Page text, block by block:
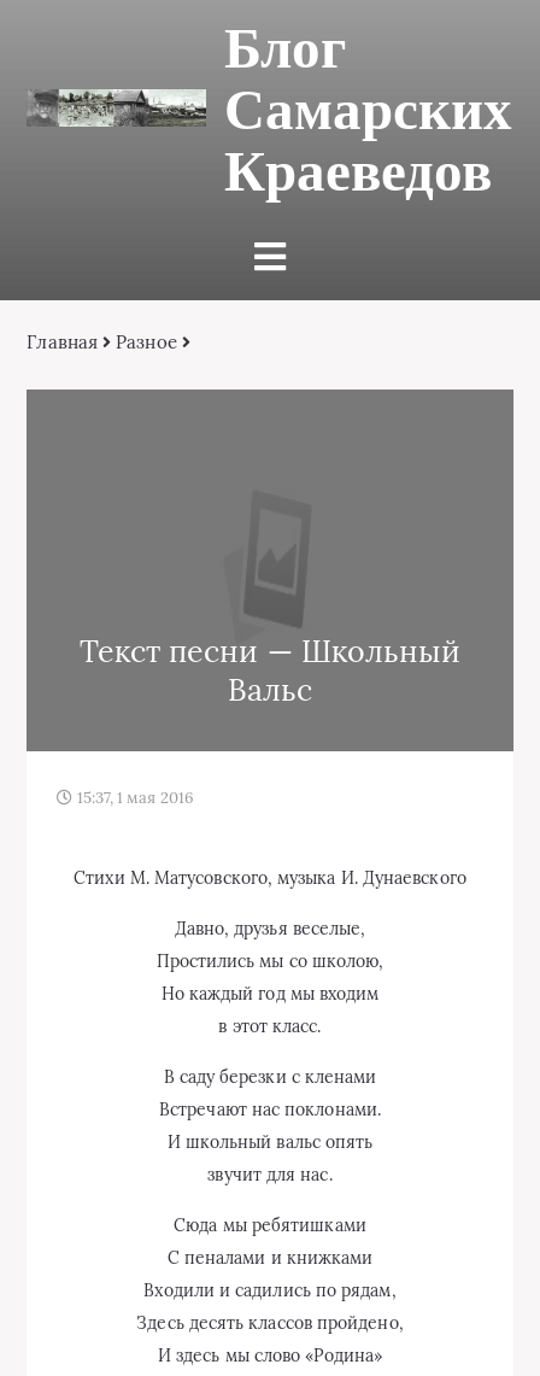
Блог
Самарских
Краеведов
Главная Разное
Текст песни — Школьный
Вальс
15:37, 1 мая 2016
Стихи М. Матусовского, музыка И. Дунаевского
Давно, друзья веселые,
Простились мы со школою,
Но каждый год мы входим
в этот класс.
В саду березки с кленами
Встречают нас поклонами.
И школьный вальс опять
звучит для нас.
Сюда мы ребятишками
С пеналами и книжками
Входили и садились по рядам,
Здесь десять классов пройдено,
И здесь мы слово «Родина»